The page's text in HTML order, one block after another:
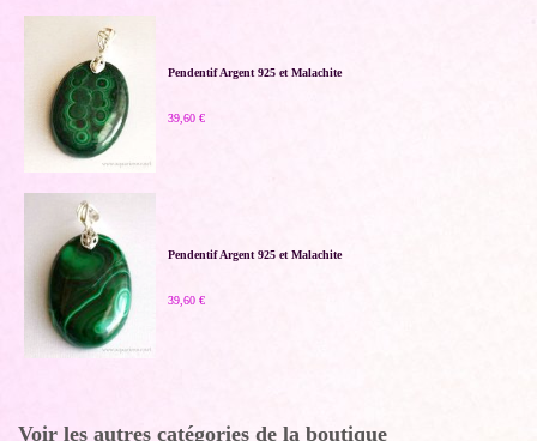
Pendentif Argent 925 et Malachite
39,60 €
Pendentif Argent 925 et Malachite
39,60 €
Voir les autres catégories de la boutique